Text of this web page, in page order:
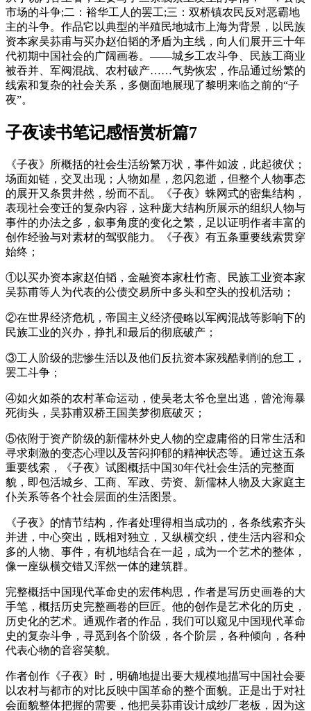
市场的斗争;二：裕华工人的罢工;三：双桥镇农民反对恶霸地
主的斗争。作品它以典型的半殖民地城市上海为背景，以民族
资本家吴荪甫与买办赵伯韬的矛盾为主线，向人们展开三十年
代初期中国社会的广阔画卷。——城乡工农斗争、民族工商业
被吞并、军阀混战、农村破产……气势恢宏，作品通过纷繁的
线索和复杂的社会关系，多侧面地展现了黎明来临之前的“子
夜”。
子夜读书笔记感悟赏析篇7
《子夜》所概括的社会生活纷繁万状，事件如波，此起彼伏；
场面如链，交叉出现；人物如星，忽闪忽逝，但整个人物事态
的展开又条贯井然，纷而不乱。《子夜》蛛网式的密集结构，
表现社会变迁的复杂内容，这种庞大结构所展示的组织人物与
事件的办法之多，叙事角度的变化之繁，足以证明作者丰富的
创作经验与对素材的驾驭能力。《子夜》有五条重要线索贯穿
始终；
①以买办资本家赵伯韬，金融资本家杜竹斋、民族工业资本家
吴荪甫等人为代表的公债交易所中多头和空头的投机活动；
②在世界经济危机，帝国主义经济侵略以军阀混战等影响下的
民族工业的兴办，挣扎和最后的彻底破产；
③工人阶级的悲惨生活以及他们反抗资本家残酷剥削的怠工，
罢工斗争；
④如火如荼的农村革命运动，使吴老太爷仓皇出逃，曾沧海暴
死街头，吴荪甫双桥王国美梦彻底破灭；
⑤依附于资产阶级的新儒林外史人物的空虚庸俗的日常生活和
寻求刺激的变态心理以及苦闷抑郁的精神状态等。通过这五条
重要线索，《子夜》试图概括中国30年代社会生活的完整面
貌，即包活城乡、工商、军政、劳资、新儒林人物及大家庭主
仆关系等各个社会层面的生活图景。
《子夜》的情节结构，作者处理得相当成功的，各条线索齐头
并进，中心突出，既相对独立，又纵横交织，使生活内容和众
多的人物、事件，有机地结合在一起，成为一个艺术的整体，
像一座纵横交错又浑然一体的建筑群。
完整概括中国现代革命史的宏伟构思，作者是写历史画卷的大
手笔，概括历史完整画卷的巨匠。他的创作是艺术化的历史，
历史化的艺术。通观作者的作品，我们可以窥见中国现代革命
史的复杂斗争，寻觅到各个阶级，各个阶层，各种倾向，各种
代表心物的音容笑貌。
作者创作《子夜》时，明确地提出要大规模地描写中国社会要
以农村与都市的对比反映中国革命的整个面貌。正是出于对社
会面貌整体把握的需要，他把吴荪甫设计成纱厂老板，因为这